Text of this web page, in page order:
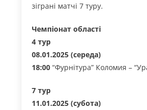
зіграні матчі 7 туру.
Чемпіонат області
4 тур
08.01.2025 (середа)
18:00 “Фурнітура” Коломия –
7 тур
11.01.2025 (субота)